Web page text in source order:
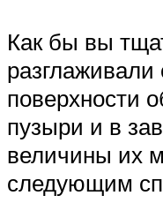
Как бы вы
разглаживали
поверхности
пузыри и в
величины их
следующим